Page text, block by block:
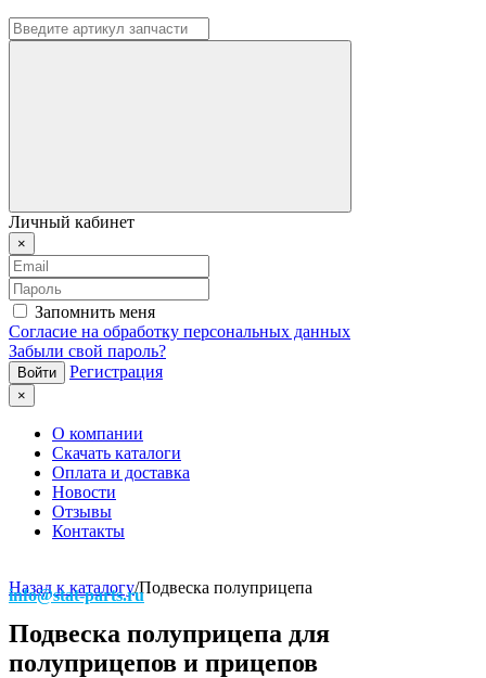
Личный кабинет
×
Запомнить меня
Согласие на обработку персональных данных
Забыли свой пароль?
Регистрация
×
О компании
Скачать каталоги
Оплата и доставка
Новости
Отзывы
Контакты
info@stat-parts.ru
Назад к каталогу/Подвеска полуприцепа
Подвеска полуприцепа для
полуприцепов и прицепов